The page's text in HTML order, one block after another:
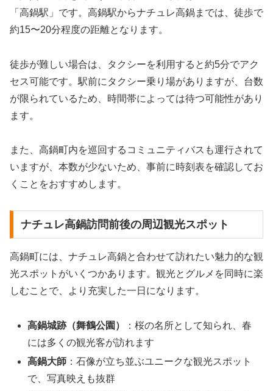
「高鍋駅」です。高鍋駅からナチュレ高鍋までは、徒歩で
約15〜20分程度の距離となります。
徒歩が難しい場合は、タクシーを利用すると約5分でアク
セス可能です。駅前にタクシー乗り場がありますが、台数
が限られているため、時間帯によっては待つ可能性があり
ます。
また、高鍋町内を巡回するコミュニティバスも運行されて
いますが、本数が少ないため、事前に時刻表を確認してお
くことをおすすめします。
ナチュレ高鍋訪問前後の周辺観光スポット
高鍋町には、ナチュレ高鍋と合わせて訪れたい魅力的な観
光スポットがいくつかあります。観光とグルメを同時に楽
しむことで、より充実した一日になります。
高鍋城跡（舞鶴公園）
：桜の名所として知られ、春
には多くの観光客が訪れます
高鍋大師 ：石像が立ち並ぶユニークな観光スポット
で、写真映えも抜群